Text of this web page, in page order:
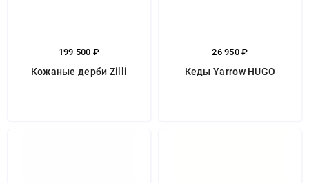
199 500 ₽
Кожаные дерби Zilli
26 950 ₽
Кеды Yarrow HUGO